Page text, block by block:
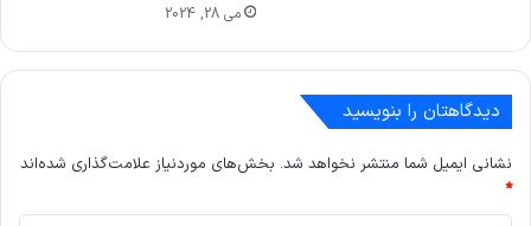
می 28, 2024
دیدگاهتان را بنویسید
نشانی ایمیل شما منتشر نخواهد شد. بخش‌های موردنیاز علامت‌گذاری شده‌اند
*